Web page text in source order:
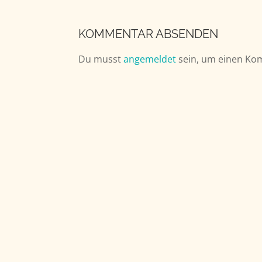
KOMMENTAR ABSENDEN
Du musstangemeldet sein, um einen